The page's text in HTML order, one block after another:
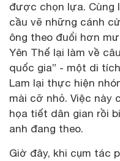
được chọn lựa. Cùng
cầu vẽ những cánh
ông theo đuổi hơn
Yên Thế lại làm về
quốc gia” - một di
Lam lại thực hiện
mài cỡ nhỏ. Việc này
họa tiết dân gian rồi
anh đang theo.
Giờ đây, khi cụm tác